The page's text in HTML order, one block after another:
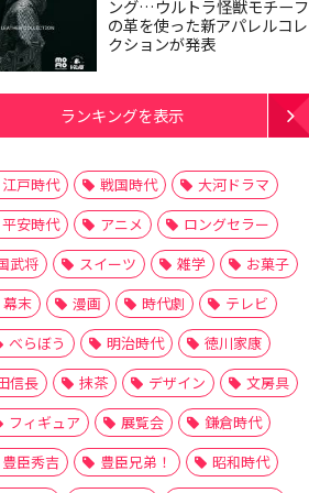
ング…ウルトラ怪獣モチーフ
の革を使った新アパレルコレ
クションが発表
ランキングを表示
江戸時代 戦国時代
大河ドラマ
平安時代
アニメ
ロングセラー
武将
スイーツ 雑学
お菓子
幕末
漫画 時代劇
テレビ
べらぼう
明治時代
徳川家康
信長
抹茶 デザイン
文房具
フィギュア
展覧会
鎌倉時代
豊臣秀吉
豊臣兄弟！
昭和時代